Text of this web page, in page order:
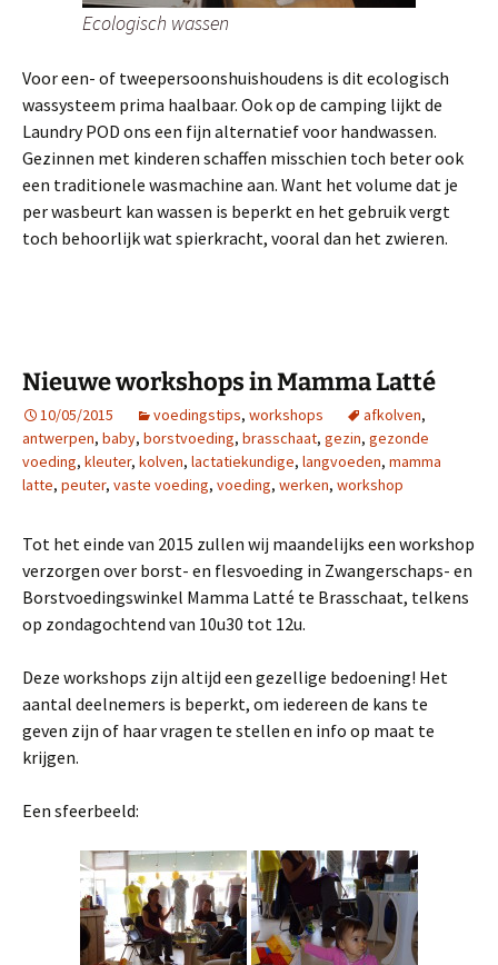
Ecologisch wassen
Voor een- of tweepersoonshuishoudens is dit ecologisch
wassysteem prima haalbaar. Ook op de camping lijkt de
Laundry POD ons een fijn alternatief voor handwassen.
Gezinnen met kinderen schaffen misschien toch beter ook
een traditionele wasmachine aan. Want het volume dat je
per wasbeurt kan wassen is beperkt en het gebruik vergt
toch behoorlijk wat spierkracht, vooral dan het zwieren.
Nieuwe workshops in Mamma Latté
10/05/2015 voedingstips, workshops afkolven,
antwerpen, baby, borstvoeding, brasschaat, gezin, gezonde
voeding, kleuter, kolven, lactatiekundige, langvoeden, mamma
latte, peuter, vaste voeding, voeding, werken, workshop
Tot het einde van 2015 zullen wij maandelijks een workshop
verzorgen over borst- en flesvoeding in Zwangerschaps- en
Borstvoedingswinkel Mamma Latté te Brasschaat, telkens
op zondagochtend van 10u30 tot 12u.
Deze workshops zijn altijd een gezellige bedoening! Het
aantal deelnemers is beperkt, om iedereen de kans te
geven zijn of haar vragen te stellen en info op maat te
krijgen.
Een sfeerbeeld: